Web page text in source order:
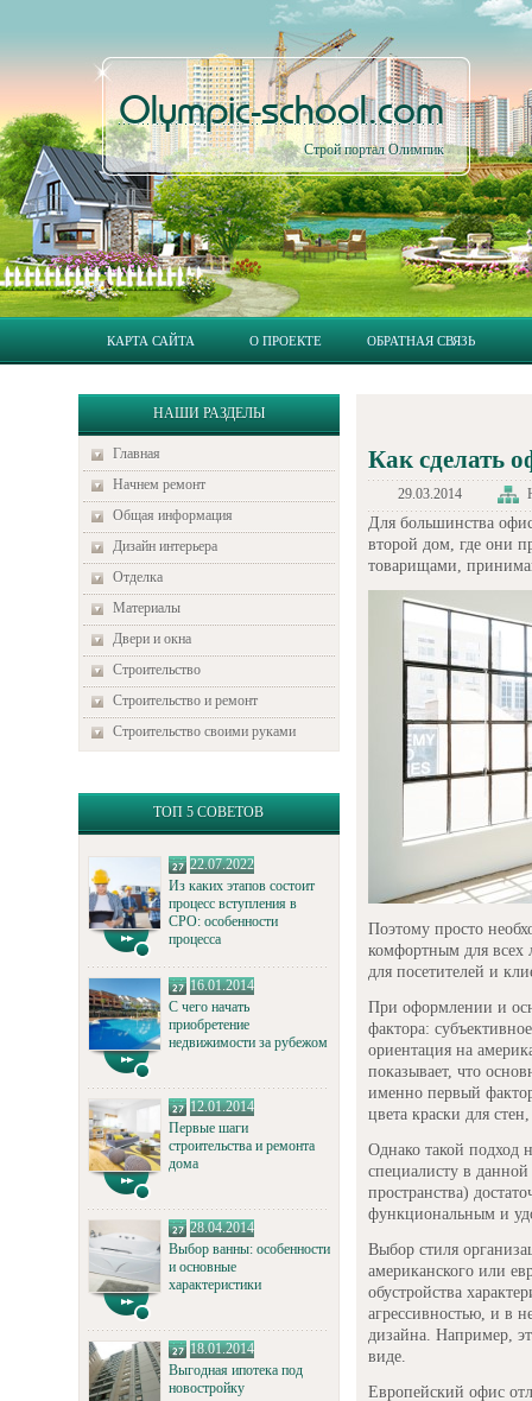
Olympic-school.com
Строй портал Олимпик
КАРТА САЙТА О ПРОЕКТЕ ОБРАТНАЯ СВЯЗЬ
НАШИ РАЗДЕЛЫ
Главная
Начнем ремонт
Общая информация
Дизайн интерьера
Отделка
Материалы
Двери и окна
Строительство
Строительство и ремонт
Строительство своими руками
ТОП 5 СОВЕТОВ
22.07.2022
Из каких этапов состоит
процесс вступления в
СРО: особенности
процесса
16.01.2014
С чего начать
приобретение
недвижимости за рубежом
12.01.2014
Первые шаги
строительства и ремонта
дома
28.04.2014
Выбор ванны: особенности
и основные
характеристики
18.01.2014
Выгодная ипотека под
новостройку
Как сделать
29.03.2014
Для большинства
второй дом, где они
товарищами,
Поэтому просто
комфортным для всех
для посетителей и
При оформлении и
фактора:
ориентация на
показывает, что
именно первый
цвета краски для
Однако такой подход
специалисту в
пространства)
функциональным и
Выбор стиля
американского или
обустройства
агрессивностью, и в
дизайна. Например,
виде.
Европейский офис